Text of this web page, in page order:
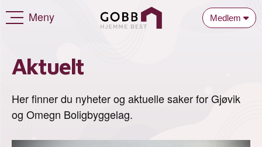
Meny Medlem
Aktuelt
Her finner du nyheter og aktuelle saker for Gjøvik
og Omegn Boligbyggelag.